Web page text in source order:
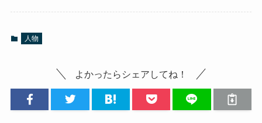
人物
よかったらシェアしてね！